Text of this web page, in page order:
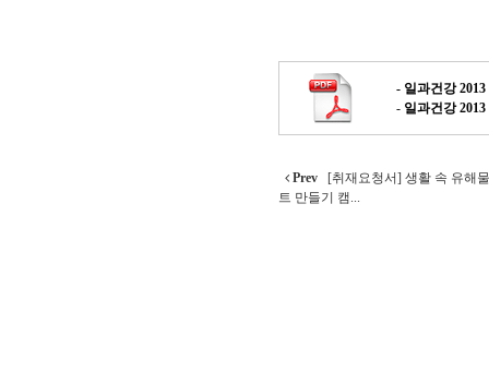
- 일과건강
- 일과건강
Prev
[취재요청서] 생활 속 유해
트 만들기 캠...